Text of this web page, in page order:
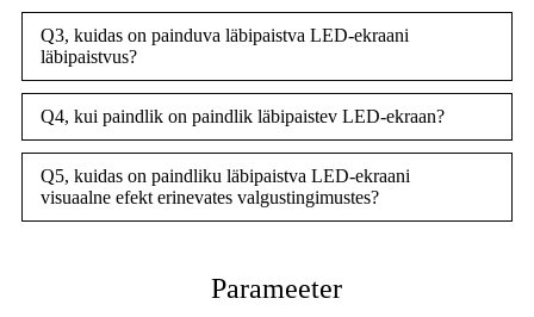
Q3, kuidas on painduva läbipaistva LED-ekraani
läbipaistvus?
Q4, kui paindlik on paindlik läbipaistev LED-ekraan?
Q5, kuidas on paindliku läbipaistva LED-ekraani
visuaalne efekt erinevates valgustingimustes?
Parameeter